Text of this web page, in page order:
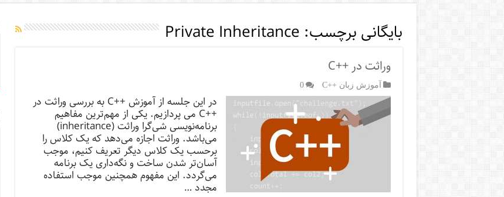
بایگانی برچسب: Private Inheritance
وراثت در ++C
آموزش زبان ++C 0
در این جلسه از آموزش ++C به بررسی وراثت در
++C می پردازیم. یکی از مهم‌ترین مفاهیم
برنامه‌نویسی شی‌گرا وراثت (inheritance)
می‌باشد. وراثت اجازه می‌دهد که یک کلاس را
برحسب یک کلاس دیگر تعریف کنیم، موجب
آسان‌تر شدن ساخت و نگه‌داری یک برنامه
می‌گردد. این مفهوم همچنین موجب استفاده
مجدد …